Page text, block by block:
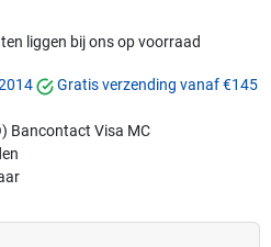
liggen bij ons op voorraad
Gratis verzending vanaf €145
Bancontact Visa MC